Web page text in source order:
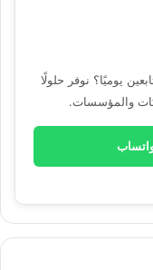
يوميًا؟ نوفر حلولًا
والمؤسسات.